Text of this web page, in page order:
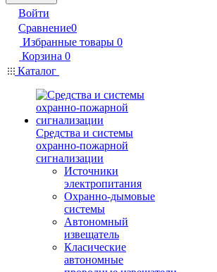
Войти
Сравнение0
Избранные товары 0
Корзина 0
Каталог
Средства и системы
охранно-пожарной
сигнализации
Источники
электропитания
Охранно-дымовые
системы
Автономный
извещатель
Класические
автономные